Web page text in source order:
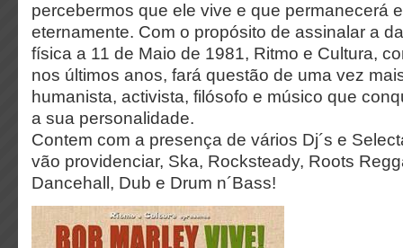
percebermos que ele vive e que permanecerá
eternamente. Com o propósito de assinalar a
física a 11 de Maio de 1981, Ritmo e Cultura,
nos últimos anos, fará questão de uma vez
humanista, activista, filósofo e músico que
a sua personalidade.
Contem com a presença de vários Dj´s e
vão providenciar, Ska, Rocksteady, Roots
Dancehall, Dub e Drum n´Bass!